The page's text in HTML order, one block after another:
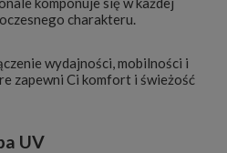
charakteru.
wydajności, mobilności i
zapewni Ci komfort i świeżość
UV